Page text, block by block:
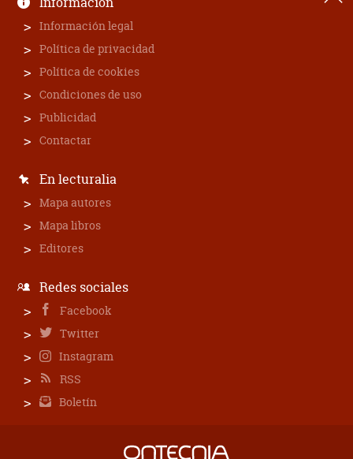
Información legal
Política de privacidad
Política de cookies
Condiciones de uso
Publicidad
Contactar
En lecturalia
Mapa autores
Mapa libros
Editores
Redes sociales
Facebook
Twitter
Instagram
RSS
Boletín